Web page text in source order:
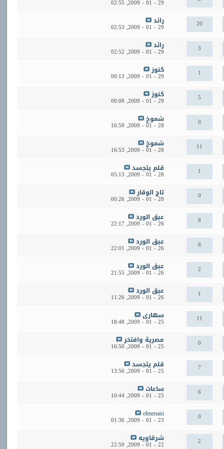
29 - 01 - 2009,
02:55
20 رائد
29 - 01 - 2009,
02:53
3 رائد
29 - 01 - 2009,
02:52
1 كنوز
29 - 01 - 2009,
00:13
5 كنوز
29 - 01 - 2009,
00:08
0 شموخ
28 - 01 - 2009,
16:59
11 شموخ
28 - 01 - 2009,
16:53
1 قلم يتجسد
28 - 01 - 2009,
05:13
0 تاج الوقار
28 - 01 - 2009,
00:26
8 عبق الورد
26 - 01 - 2009,
22:17
8 عبق الورد
26 - 01 - 2009,
22:01
2 عبق الورد
26 - 01 - 2009,
21:55
1 عبق الورد
26 - 01 - 2009,
11:26
11 سهارى
25 - 01 - 2009,
18:48
0 مصرية وافتخر
25 - 01 - 2009,
16:50
7 قلم يتجسد
25 - 01 - 2009,
13:56
6 ساعات
25 - 01 - 2009,
10:44
0
elmenani
23 - 01 - 2009,
01:36
2 شرقاويه
22 - 01 - 2009,
22:59